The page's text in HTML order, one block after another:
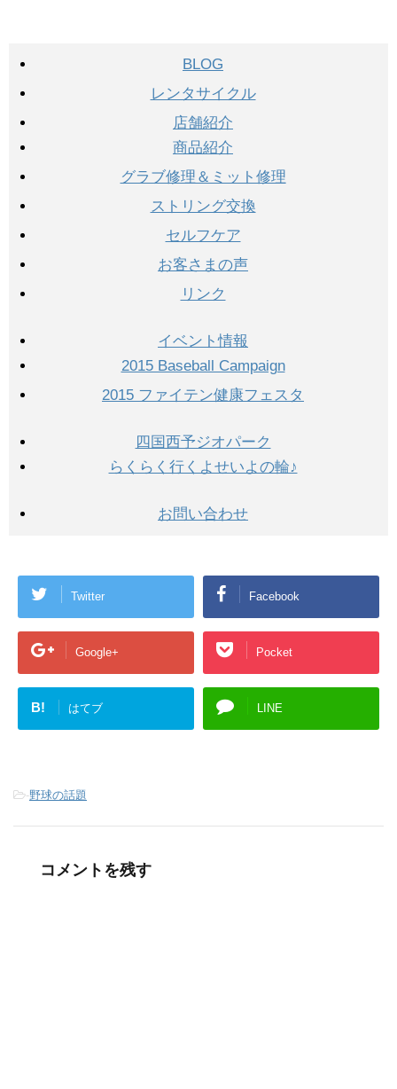
BLOG
レンタサイクル
店舗紹介
商品紹介
グラブ修理＆ミット修理
ストリング交換
セルフケア
お客さまの声
リンク
イベント情報
2015 Baseball Campaign
2015 ファイテン健康フェスタ
四国西予ジオパーク
らくらく行くよせいよの輪♪
お問い合わせ
Twitter Facebook
Google+ Pocket
B! はてブ LINE
-野球の話題
コメントを残す